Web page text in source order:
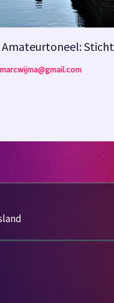
Amateurtoneel:
marcwijma@gmail.com